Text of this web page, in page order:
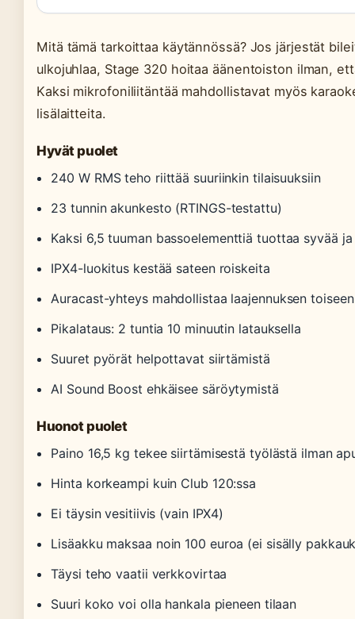
Mitä tämä tarkoittaa käytännössä? Jos järjestät
ulkojuhlaa, Stage 320 hoitaa äänentoiston ilman,
Kaksi mikrofoniliitäntää mahdollistavat myös
lisälaitteita.
Hyvät puolet
240 W RMS teho riittää suuriinkin tilaisuuksiin
23 tunnin akunkesto (RTINGS-testattu)
Kaksi 6,5 tuuman bassoelementtiä tuottaa syvää
IPX4-luokitus kestää sateen roiskeita
Auracast-yhteys mahdollistaa laajennuksen
Pikalataus: 2 tuntia 10 minuutin latauksella
Suuret pyörät helpottavat siirtämistä
AI Sound Boost ehkäisee säröytymistä
Huonot puolet
Paino 16,5 kg tekee siirtämisestä työlästä ilman
Hinta korkeampi kuin Club 120:ssa
Ei täysin vesitiivis (vain IPX4)
Lisäakku maksaa noin 100 euroa (ei sisälly
Täysi teho vaatii verkkovirtaa
Suuri koko voi olla hankala pieneen tilaan